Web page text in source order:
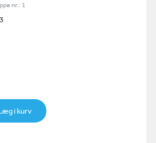
nr.: 1
i kurv